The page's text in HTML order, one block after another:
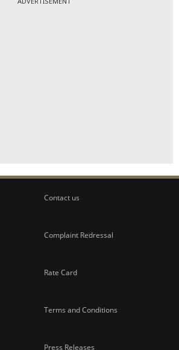
Contact us
Complaint Redressal
Rate Card
Terms and Conditions
Press Releases